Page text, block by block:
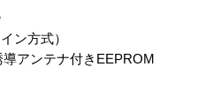
ン方式）
アンテナ付きEEPROM